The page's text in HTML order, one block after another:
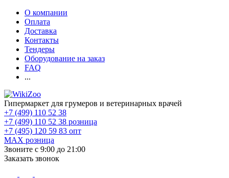
О компании
Оплата
Доставка
Контакты
Тендеры
Оборудование на заказ
FAQ
...
Гипермаркет для грумеров и ветеринарных врачей
+7 (499) 110 52 38
+7 (499) 110 52 38 розница
+7 (495) 120 59 83 опт
MAX розница
Звоните с 9:00 до 21:00
Заказать звонок